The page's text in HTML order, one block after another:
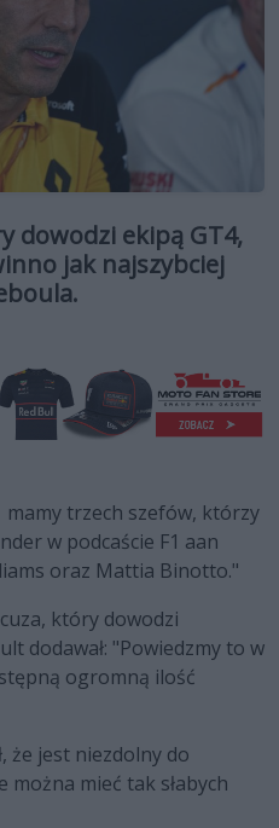
dowodzi ekipą GT4,
jak najszybciej
trzech szefów, którzy
w podcaście F1 aan
oraz Mattia Binotto."
który dowodzi
dodawał: "Powiedzmy to w
ogromną ilość
że jest niezdolny do
mieć tak słabych